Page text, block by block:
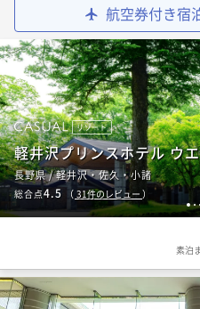
航空券付き宿
12
リゾート
軽井沢プリンスホテル ウ
長野県 / 軽井沢・佐久・小諸
総合点4.5 （ 31件のレビュー ）
素泊